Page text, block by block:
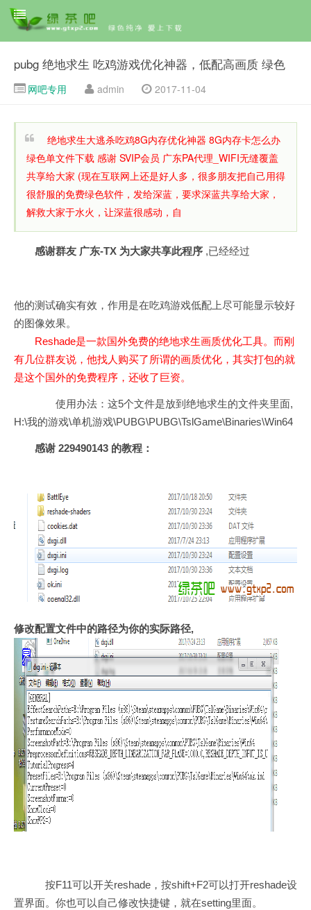
pubg 绝地求生 吃鸡游戏优化神器，低配高画质 绿色
网吧专用 admin 2017-11-04
绝地求生大逃杀吃鸡8G内存优化神器 8G内存卡怎么办
绿色单文件下载 感谢 SVIP会员 广东PA代理_WIFI无缝覆盖
共享给大家 (现在互联网上还是好人多，很多朋友把自己用得
很舒服的免费绿色软件，发给深蓝，要求深蓝共享给大家，
解救大家于水火，让深蓝很感动，自
感谢群友 广东-TX 为大家共享此程序 ,已经经过
他的测试确实有效，作用是在吃鸡游戏低配上尽可能显示较好
的图像效果。
Reshade是一款国外免费的绝地求生画质优化工具。而刚
有几位群友说，他找人购买了所谓的画质优化，其实打包的就
是这个国外的免费程序，还收了巨资。
使用办法：这5个文件是放到绝地求生的文件夹里面,
H:\我的游戏\单机游戏\PUBG\PUBG\TslGame\Binaries\Win64
感谢 229490143 的教程：
修改配置文件中的路径为你的实际路径,
按F11可以开关reshade，按shift+F2可以打开reshade设
置界面。你也可以自己修改快捷键，就在setting里面。